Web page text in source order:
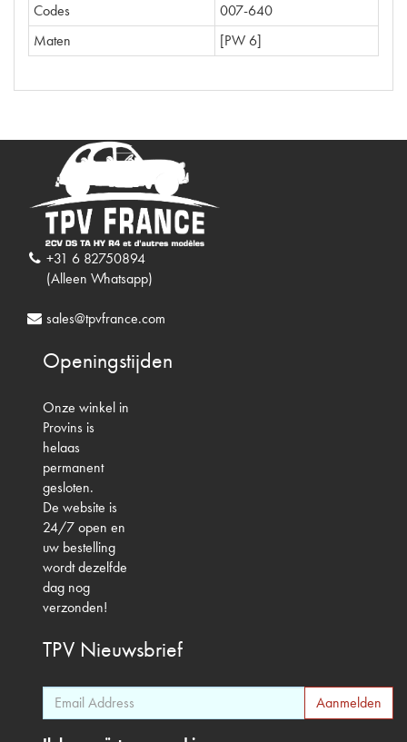
Codes
007-640
Maten
[PW 6]
+31 6 82750894
(Alleen Whatsapp)
sales@tpvfrance.com
Openingstijden
Onze winkel in
Provins is
helaas
permanent
gesloten.
De website is
24/7 open en
uw bestelling
wordt dezelfde
dag nog
verzonden!
TPV Nieuwsbrief